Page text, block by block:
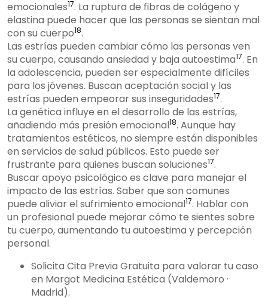
emocionales17. La ruptura de fibras de colágeno y
elastina puede hacer que las personas se sientan mal
con su cuerpo18.
Las estrías pueden cambiar cómo las personas ven
su cuerpo, causando ansiedad y baja autoestima17. En
la adolescencia, pueden ser especialmente difíciles
para los jóvenes. Buscan aceptación social y las
estrías pueden empeorar sus inseguridades17.
La genética influye en el desarrollo de las estrías,
añadiendo más presión emocional18. Aunque hay
tratamientos estéticos, no siempre están disponibles
en servicios de salud públicos. Esto puede ser
frustrante para quienes buscan soluciones17.
Buscar apoyo psicológico es clave para manejar el
impacto de las estrías. Saber que son comunes
puede aliviar el sufrimiento emocional17. Hablar con
un profesional puede mejorar cómo te sientes sobre
tu cuerpo, aumentando tu autoestima y percepción
personal.
Solicita Cita Previa Gratuita para valorar tu caso
en Margot Medicina Estética (Valdemoro ·
Madrid).